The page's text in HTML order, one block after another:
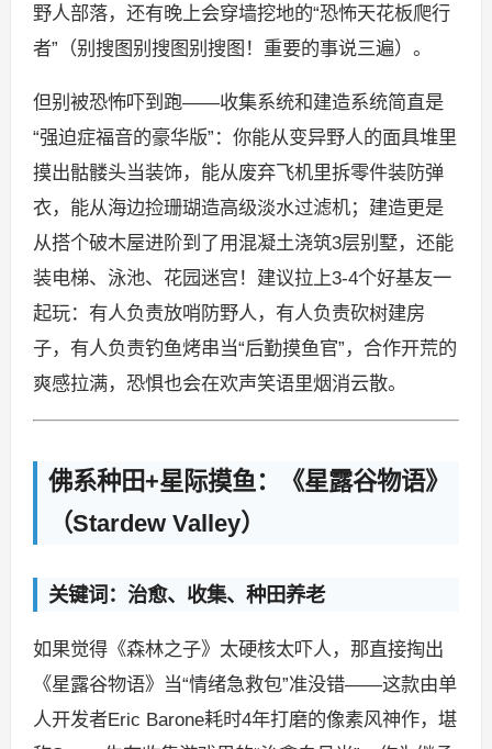
野人部落，还有晚上会穿墙挖地的“恐怖天花板爬行
者”（别搜图别搜图别搜图！重要的事说三遍）。
但别被恐怖吓到跑——收集系统和建造系统简直是
“强迫症福音的豪华版”：你能从变异野人的面具堆里
摸出骷髅头当装饰，能从废弃飞机里拆零件装防弹
衣，能从海边捡珊瑚造高级淡水过滤机；建造更是
从搭个破木屋进阶到了用混凝土浇筑3层别墅，还能
装电梯、泳池、花园迷宫！建议拉上3-4个好基友一
起玩：有人负责放哨防野人，有人负责砍树建房
子，有人负责钓鱼烤串当“后勤摸鱼官”，合作开荒的
爽感拉满，恐惧也会在欢声笑语里烟消云散。
佛系种田+星际摸鱼：《星露谷物语》
（Stardew Valley）
关键词：治愈、收集、种田养老
如果觉得《森林之子》太硬核太吓人，那直接掏出
《星露谷物语》当“情绪急救包”准没错——这款由单
人开发者Eric Barone耗时4年打磨的像素风神作，堪